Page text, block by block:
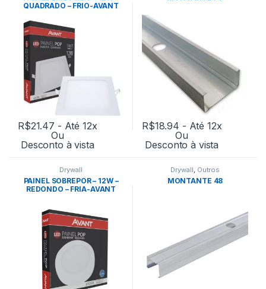
QUADRADO – FRIO-AVANT
R$21.47 - Até 12x
Ou
Desconto à vista
R$18.94 - Até 12x
Ou
Desconto à vista
Drywall
PAINEL SOBREPOR – 12W –
REDONDO – FRIA-AVANT
Drywall, Outros
MONTANTE 48